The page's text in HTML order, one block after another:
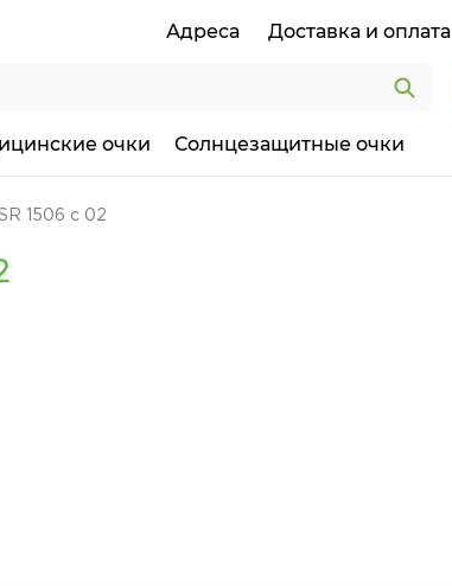
Адреса Доставка и оплата
очки Солнцезащитные очки
1506 c 02